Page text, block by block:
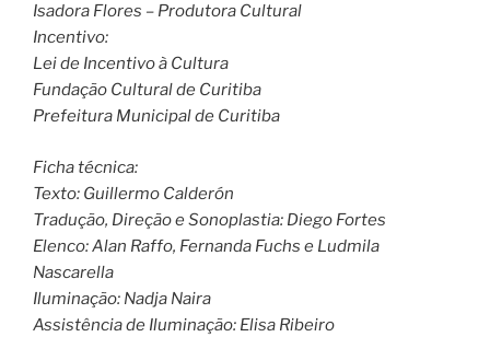
Isadora Flores – Produtora Cultural
Incentivo:
Lei de Incentivo à Cultura
Fundação Cultural de Curitiba
Prefeitura Municipal de Curitiba
Ficha técnica:
Texto: Guillermo Calderón
Tradução, Direção e Sonoplastia: Diego Fortes
Elenco: Alan Raffo, Fernanda Fuchs e Ludmila
Nascarella
Iluminação: Nadja Naira
Assistência de Iluminação: Elisa Ribeiro